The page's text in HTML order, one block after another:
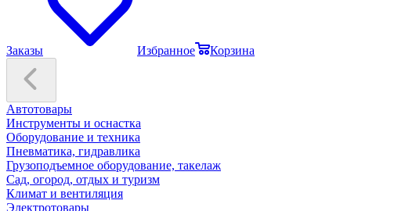
Заказы Избранное Корзина
Автотовары
Инструменты и оснастка
Оборудование и техника
Пневматика, гидравлика
Грузоподъемное оборудование, такелаж
Сад, огород, отдых и туризм
Климат и вентиляция
Электротовары